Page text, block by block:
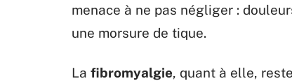
menace à ne pas négliger :
une morsure de tique.
La fibromyalgie, quant à elle,